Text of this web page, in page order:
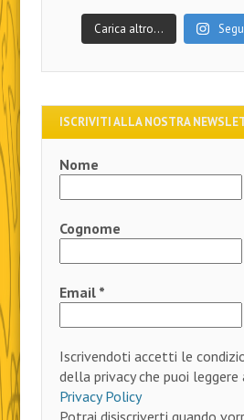
Carica altro…
ISCRIVITI ALLA NOSTRA
Nome
Cognome
Email *
Iscrivendoti accetti le
della privacy che puoi
Privacy Policy
Potrai disiscriverti quando